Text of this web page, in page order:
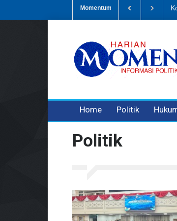
Momentum
Eks Bendahara Pembantu DLH Divonis 5 Tahun
Home Politik
Politik